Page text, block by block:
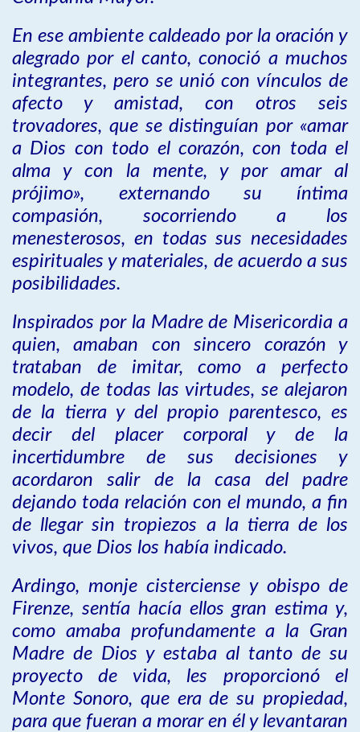
En ese ambiente caldeado por la oración y
alegrado por el canto, conoció a muchos
integrantes, pero se unió con vínculos de
afecto y amistad, con otros seis
trovadores, que se distinguían por «amar
a Dios con todo el corazón, con toda el
alma y con la mente, y por amar al
prójimo», externando su íntima
compasión, socorriendo a los
menesterosos, en todas sus necesidades
espirituales y materiales, de acuerdo a sus
posibilidades.
Inspirados por la Madre de Misericordia a
quien, amaban con sincero corazón y
trataban de imitar, como a perfecto
modelo, de todas las virtudes, se alejaron
de la tierra y del propio parentesco, es
decir del placer corporal y de la
incertidumbre de sus decisiones y
acordaron salir de la casa del padre
dejando toda relación con el mundo, a fin
de llegar sin tropiezos a la tierra de los
vivos, que Dios los había indicado.
Ardingo, monje cisterciense y obispo de
Firenze, sentía hacía ellos gran estima y,
como amaba profundamente a la Gran
Madre de Dios y estaba al tanto de su
proyecto de vida, les proporcionó el
Monte Sonoro, que era de su propiedad,
para que fueran a morar en él y levantaran